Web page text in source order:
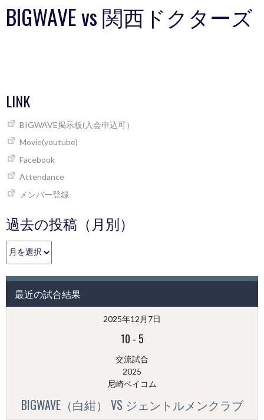
BIGWAVE vs 関西ドクターズ
LINK
BIGWAVE掲示板(入会申込可）
Movie(youtube)
Facebook
Attendance
メンバー登録
過去の投稿（月別）
過
去
投
（月
最近の試合結果
2025年12月7日
10 - 5
交流試合
2025
尼崎ベイコム
BIGWAVE（白紺） VS ジェントルメンクラブ